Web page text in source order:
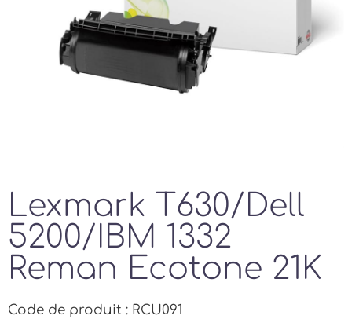
Lexmark T630/Dell
5200/IBM 1332
Reman Ecotone 21K
Code de produit : RCU091